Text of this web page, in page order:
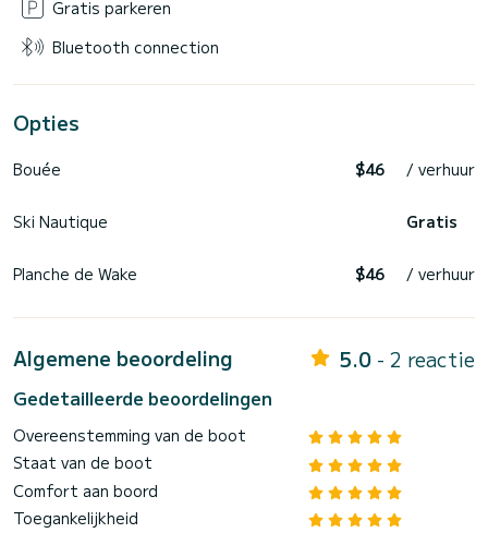
Gratis parkeren
Bluetooth connection
Opties
Bouée $46 / verhuur
Ski Nautique Gratis
Planche de Wake $46 / verhuur
Algemene beoordeling 5.0 - 2 reactie
Gedetailleerde beoordelingen
Overeenstemming van de boot
Staat van de boot
Comfort aan boord
Toegankelijkheid